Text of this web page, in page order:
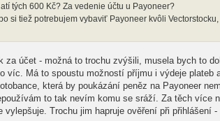
tých 600 Kč? Za vedenie účtu u Payoneer?
si tiež potrebujem vybaviť Payoneer kvôli
za účet - možná to trochu zvýšili, musela bych to
víc. Má to spoustu možností příjmu i výdeje plateb
která by poukázání peněz na Payoneer
to tak nevím komu se sráží. Za těch více
vylepšuje. Trochu jim hapruje ověření při přihlášení